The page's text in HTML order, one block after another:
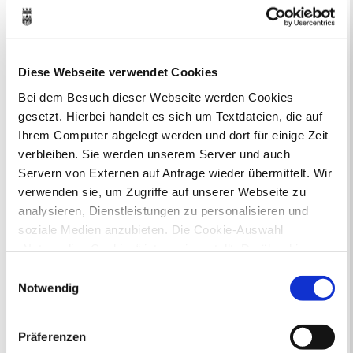
Diese Webseite verwendet Cookies
Bei dem Besuch dieser Webseite werden Cookies
gesetzt. Hierbei handelt es sich um Textdateien, die auf
Ihrem Computer abgelegt werden und dort für einige Zeit
verbleiben. Sie werden unserem Server und auch
Servern von Externen auf Anfrage wieder übermittelt. Wir
verwenden sie, um Zugriffe auf unserer Webseite zu
analysieren, Dienstleistungen zu personalisieren und
soziale Medien anzubieten. Die Cookie-Auswahl
Drittländern (USA) mit unzureichendem
Datenschutzniveau verarbeiten. Es besteht die Gefahr,
dass diese zu Kontroll- und Überwachungszwecken von
anderen missbraucht werden, ohne dass Sie sich mit
Notwendig
Präferenzen
Stadtverwaltung
Bauleitplanung: Für Bürger*innen gibt
es Möglichkeiten, sich an
Bebauungsplänen und Änderungen zum
Flächennutzungsplan zu beteiligen.
Aktuelle Bürgerbeteiligungen zu
Bebauungsplänen finden Sie hier.
Neu in Recklinghausen